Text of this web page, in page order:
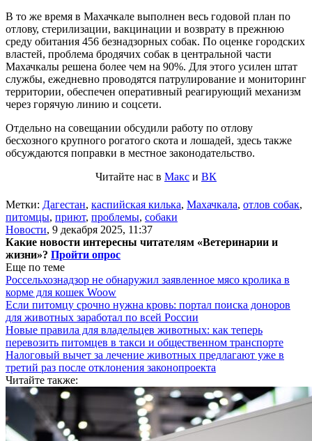
В то же время в Махачкале выполнен весь годовой план по
отлову, стерилизации, вакцинации и возврату в прежнюю
среду обитания 456 безнадзорных собак. По оценке городских
властей, проблема бродячих собак в центральной части
Махачкалы решена более чем на 90%. Для этого усилен штат
службы, ежедневно проводятся патрулирование и мониторинг
территории, обеспечен оперативный реагирующий механизм
через горячую линию и соцсети.
Отдельно на совещании обсудили работу по отлову
бесхозного крупного рогатого скота и лошадей, здесь также
обсуждаются поправки в местное законодательство.
Читайте нас в Макс и ВК
Метки: Дагестан, каспийская килька, Махачкала, отлов собак,
питомцы, приют, проблемы, собаки
Новости, 9 декабря 2025, 11:37
Какие новости интересны читателям «Ветеринарии и
жизни»? Пройти опрос
Еще по теме
Россельхознадзор не обнаружил заявленное мясо кролика в
корме для кошек Woow
Если питомцу срочно нужна кровь: портал поиска доноров
для животных заработал по всей России
Новые правила для владельцев животных: как теперь
перевозить питомцев в такси и общественном транспорте
Налоговый вычет за лечение животных предлагают уже в
третий раз после отклонения законопроекта
Читайте также: